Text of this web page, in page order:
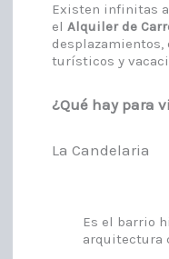
Existen infinitas
el Alquiler de
turísticos y
¿Qué hay para
La Candelaria
Es el barrio
arquitectura